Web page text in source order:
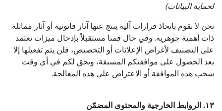
لحماية البيانات)
نحن لا نقوم باتخاذ قرارات آلية ينتج عنها آثار قانونية أو آثار مماثلة
ذات أهمية جوهرية. وفي حال قمنا مستقبلاً بإدخال ميزات تعتمد
على التصنيف لأغراض الإعلانات أو التخصيص، فلن يتم تفعيلها إلا
بعد الحصول على موافقتكم المسبقة، ويحق لكم في أي وقت
سحب هذه الموافقة أو الاعتراض على هذه المعالجة.
١٣. الروابط الخارجية والمحتوى المضمّن